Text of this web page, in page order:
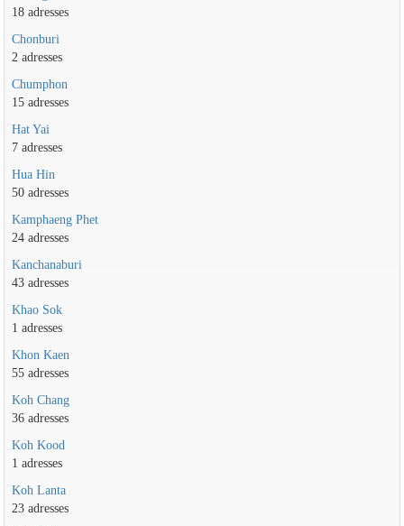
18 adresses
Chonburi
2 adresses
Chumphon
15 adresses
Hat Yai
7 adresses
Hua Hin
50 adresses
Kamphaeng Phet
24 adresses
Kanchanaburi
43 adresses
Khao Sok
1 adresses
Khon Kaen
55 adresses
Koh Chang
36 adresses
Koh Kood
1 adresses
Koh Lanta
23 adresses